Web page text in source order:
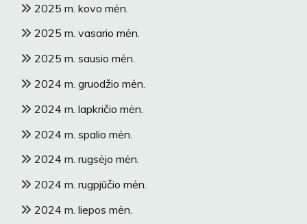
2025 m. kovo mėn.
2025 m. vasario mėn.
2025 m. sausio mėn.
2024 m. gruodžio mėn.
2024 m. lapkričio mėn.
2024 m. spalio mėn.
2024 m. rugsėjo mėn.
2024 m. rugpjūčio mėn.
2024 m. liepos mėn.